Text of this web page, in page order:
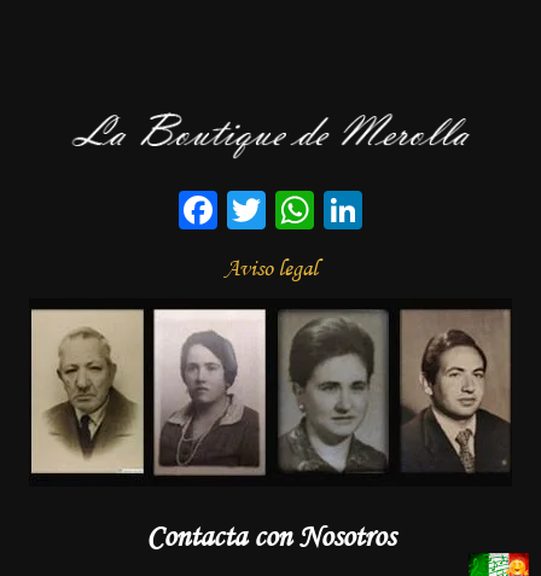
Facebook
TwitterWhatsApp
Aviso legal
Contacta con Nosotros